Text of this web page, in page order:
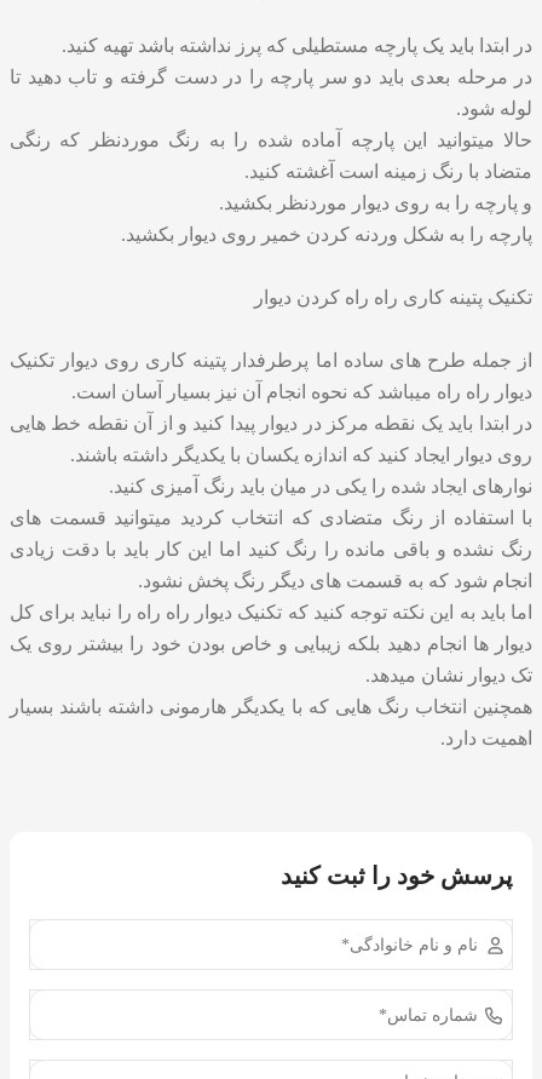
در ابتدا باید یک پارچه مستطیلی که پرز نداشته باشد تهیه کنید.
در مرحله بعدی باید دو سر پارچه را در دست گرفته و تاب دهید تا
لوله شود.
حالا میتوانید این پارچه آماده شده را به رنگ موردنظر که رنگی
متضاد با رنگ زمینه است آغشته کنید.
و پارچه را به روی دیوار موردنظر بکشید.
پارچه را به شکل وردنه کردن خمیر روی دیوار بکشید.
تکنیک پتینه کاری راه راه کردن دیوار
از جمله طرح های ساده اما پرطرفدار پتینه کاری روی دیوار تکنیک
دیوار راه راه میباشد که نحوه انجام آن نیز بسیار آسان است.
در ابتدا باید یک نقطه مرکز در دیوار پیدا کنید و از آن نقطه خط هایی
روی دیوار ایجاد کنید که اندازه یکسان با یکدیگر داشته باشند.
نوارهای ایجاد شده را یکی در میان باید رنگ آمیزی کنید.
با استفاده از رنگ متضادی که انتخاب کردید میتوانید قسمت های
رنگ نشده و باقی مانده را رنگ کنید اما این کار باید با دقت زیادی
انجام شود که به قسمت های دیگر رنگ پخش نشود.
اما باید به این نکته توجه کنید که تکنیک دیوار راه راه را نباید برای کل
دیوار ها انجام دهید بلکه زیبایی و خاص بودن خود را بیشتر روی یک
تک دیوار نشان میدهد.
همچنین انتخاب رنگ هایی که با یکدیگر هارمونی داشته باشند بسیار
اهمیت دارد.
پرسش خود را ثبت کنید